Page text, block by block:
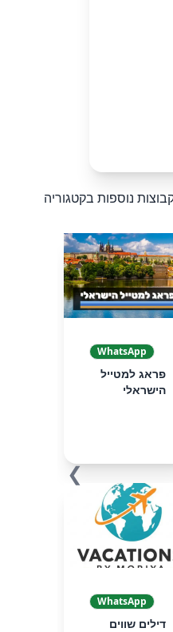
נוספות בקטגוריה
WhatsApp
פראג למטייל
הישראלי
WhatsApp
דילים שווים
❯